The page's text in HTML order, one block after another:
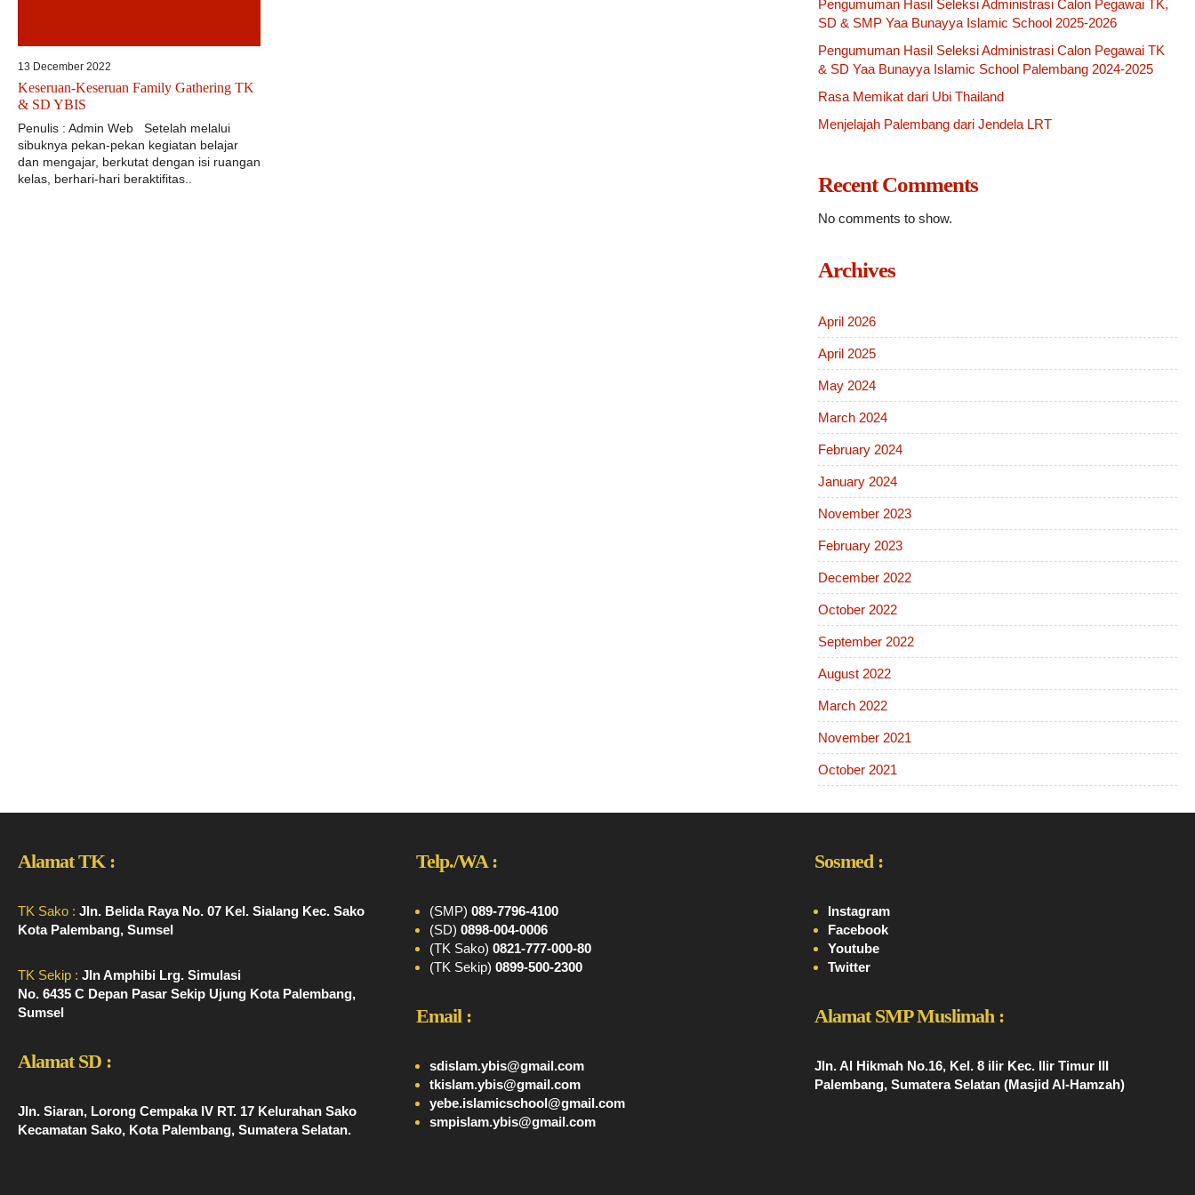
13 December 2022
Keseruan-Keseruan Family Gathering TK
& SD YBIS
Penulis : Admin Web Setelah melalui
sibuknya pekan-pekan kegiatan belajar
dan mengajar, berkutat dengan isi ruangan
kelas, berhari-hari beraktifitas..
Pengumuman Hasil Seleksi Administrasi Calon Pegawai TK,
SD & SMP Yaa Bunayya Islamic School 2025-2026
Pengumuman Hasil Seleksi Administrasi Calon Pegawai TK
& SD Yaa Bunayya Islamic School Palembang 2024-2025
Rasa Memikat dari Ubi Thailand
Menjelajah Palembang dari Jendela LRT
Recent Comments
No comments to show.
Archives
April 2026
April 2025
May 2024
March 2024
February 2024
January 2024
November 2023
February 2023
December 2022
October 2022
September 2022
August 2022
March 2022
November 2021
October 2021
Alamat TK :
TK Sako : Jln. Belida Raya No. 07 Kel. Sialang Kec. Sako
Kota Palembang, Sumsel
TK Sekip : Jln Amphibi Lrg. Simulasi
No. 6435 C Depan Pasar Sekip Ujung Kota Palembang,
Sumsel
Alamat SD :
Jln. Siaran, Lorong Cempaka IV RT. 17 Kelurahan Sako
Kecamatan Sako, Kota Palembang, Sumatera Selatan.
Telp./WA :
(SMP) 089-7796-4100
(SD) 0898-004-0006
(TK Sako) 0821-777-000-80
(TK Sekip) 0899-500-2300
Email :
sdislam.ybis@gmail.com
tkislam.ybis@gmail.com
yebe.islamicschool@gmail.com
smpislam.ybis@gmail.com
Sosmed :
Instagram
Facebook
Youtube
Twitter
Alamat SMP Muslimah :
Jln. Al Hikmah No.16, Kel. 8 ilir Kec. Ilir Timur III
Palembang, Sumatera Selatan (Masjid Al-Hamzah)